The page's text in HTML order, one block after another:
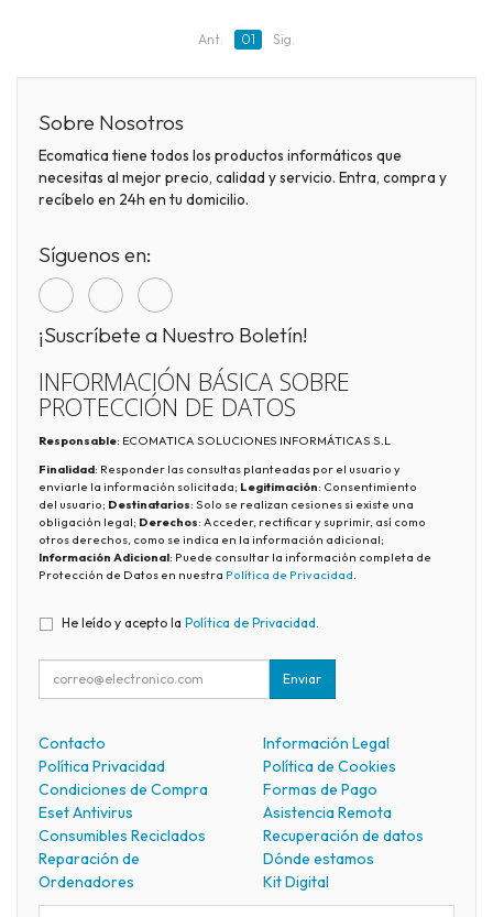
Ant. 01 Sig.
Sobre Nosotros
Ecomatica tiene todos los productos informáticos que
necesitas al mejor precio, calidad y servicio. Entra, compra y
recíbelo en 24h en tu domicilio.
Síguenos en:
¡Suscríbete a Nuestro Boletín!
INFORMACIÓN BÁSICA SOBRE
PROTECCIÓN DE DATOS
Responsable: ECOMATICA SOLUCIONES INFORMÁTICAS S.L
Finalidad: Responder las consultas planteadas por el usuario y
enviarle la información solicitada; Legitimación: Consentimiento
del usuario; Destinatarios: Solo se realizan cesiones si existe una
obligación legal; Derechos: Acceder, rectificar y suprimir, así como
otros derechos, como se indica en la información adicional;
Información Adicional: Puede consultar la información completa de
Protección de Datos en nuestra Política de Privacidad.
He leído y acepto la Política de Privacidad
Enviar
Contacto
Información Legal
Política Privacidad
Política de Cookies
Condiciones de Compra
Formas de Pago
Eset Antivirus
Asistencia Remota
Consumibles Reciclados
Recuperación de datos
Reparación de
Ordenadores
Dónde estamos
Kit Digital